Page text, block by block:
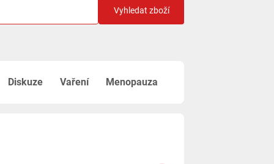
Vyhledat zboží
Diskuze Vaření Menopauza